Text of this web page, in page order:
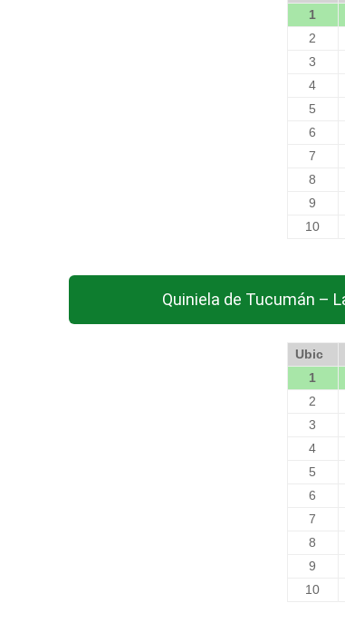
1
2
3
4
5
6
7
8
9
10
Quiniela de Tucumán –
Ubic
1
2
3
4
5
6
7
8
9
10